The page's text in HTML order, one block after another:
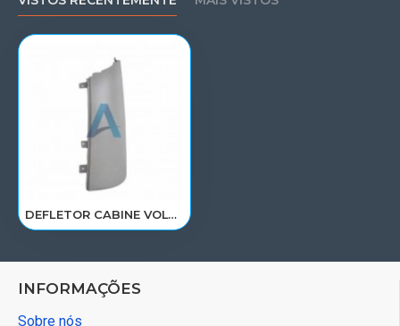
DEFLETOR CABINE VOLVO FH D12D/13A LD 20379175
INFORMAÇÕES
Sobre nós